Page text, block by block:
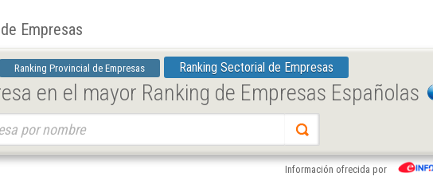
Empresas
Ranking Provincial de Empresas Ranking Sectorial de Empresas
en el mayor Ranking de Empresas Españolas
Información ofrecida por